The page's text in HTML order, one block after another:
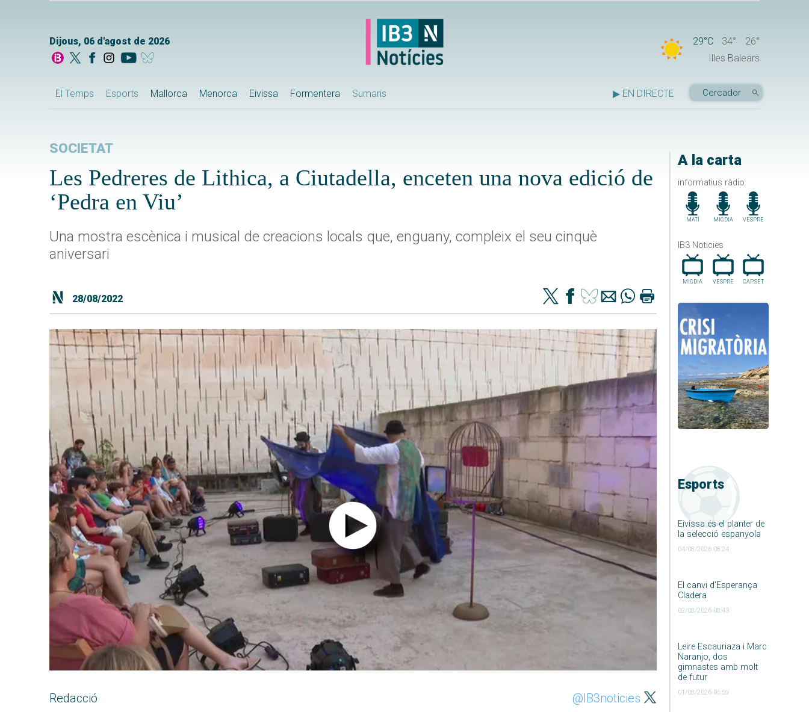
Dijous, 06 d'agost de 2026 29°C 34°
26°
Illes Balears
El Temps Esports Mallorca Menorca Eivissa Formentera Sumaris ▶ EN DIRECTE
A la carta
informatius ràdio
MATÍ MIGDIA VESPRE
IB3 Noticies
MIGDIA VESPRE CAP.SET
Esports
Eivissa és el planter de
la selecció espanyola
04/08/2026 08:24
El canvi d’Esperança
Cladera
02/08/2026 08:43
Leire Escauriaza i Marc
Naranjo, dos
gimnastes amb molt
de futur
01/08/2026 05:59
SOCIETAT
Les Pedreres de Lithica, a Ciutadella, enceten una nova edició de
‘Pedra en Viu’
Una mostra escènica i musical de creacions locals que, enguany, compleix el seu cinquè
aniversari
28/08/2022
Redacció @IB3noticies